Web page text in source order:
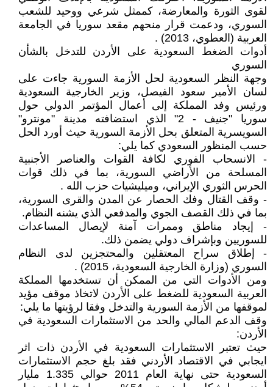
لقوى الثورة والمعارضة، كممثل شرعي ووحيد للشعب
السوري، ودعمت قرار منحهم مقعد سوريا في الجامعة
العربية (العطوي، 2013) .
أدوات الضغط السعودية على الأردن للتدخل بالشأن
السوري
وجهة النظر السعودية لحل الأزمة السورية جاءت على
لسان الأمير سعود الفيصل، وزير الخارجية السعودية
ورئيس وفد المملكة إلى أعمال المؤتمر الدولي حول
سوريا "جنيف - 2" الذي استضافته مدينة "مونترو"
السويسرية المتعلق بحل الأزمة السورية حيث أورد الحل
حسب المنظور السعودي كما يلي:
- الانسحاب الفوري لكافة القوات والعناصر الأجنبية
المسلحة من الأراضي السورية، بما في ذلك قوات
الحرس الثوري الإيراني، وميليشيات حزب الله .
- وقف القتال وفك الحصار عن المدن والقرى السورية،
بما في ذلك القصف الجوي والمدفعي الذي يشنه النظام.
- إيجاد مناطق وممرات آمنة لإيصال المساعدات
للسوريين وبإشراف دولي يضمن ذلك.
- إطلاق سراح المعتقلين والمحتجزين لدى النظام
السوري (وزارة الخارجية السعودية، 2015) .
ومن الأدوات التي من الممكن أن تستخدمها المملكة
العربية السعودية للضغط على الأردن لاتخاذ موقف مؤيد
لموقفها من الأزمة السورية والتدخل وفقا لرؤيتها ما يلي:
وقف الدعم المالي والحد من الاستثمارات السعودية في
الأردن:
حيث تعتبر الاستثمارات السعودية في الأردن ذات اثر
ايجابي في الاقتصاد الأردني فقد بلغ حجم الاستثمارات
السعودية حتى نهاية العام 2011 حوالي 1.335 مليار